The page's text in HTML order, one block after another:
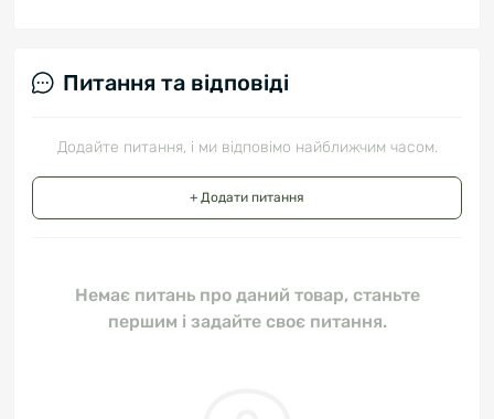
Питання та відповіді
Додайте питання, і ми відповімо найближчим часом.
+ Додати питання
Немає питань про даний товар, станьте
першим і задайте своє питання.